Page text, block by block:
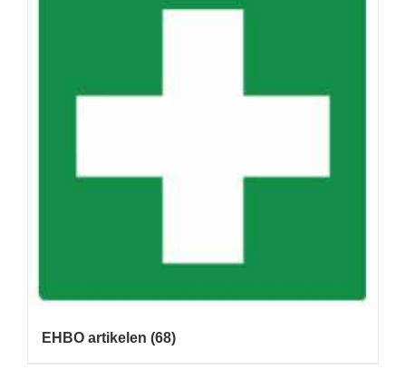
EHBO artikelen (68)